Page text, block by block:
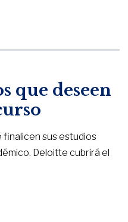
que deseen
finalicen sus estudios
Deloitte cubrirá el